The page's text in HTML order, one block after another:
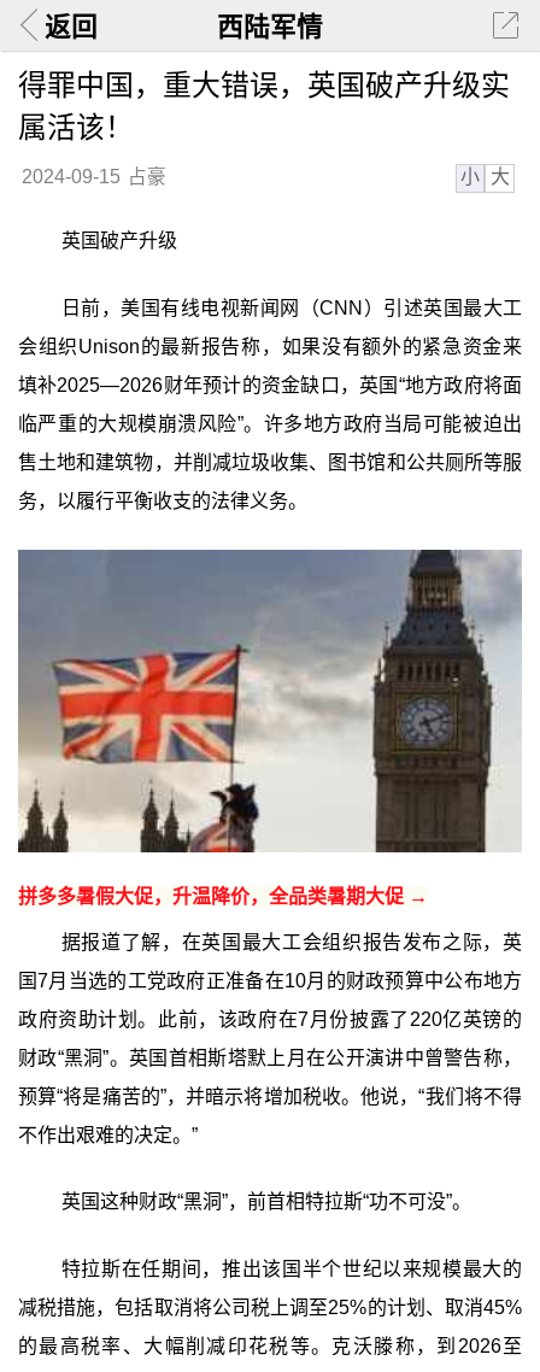
返回 西陆军情
得罪中国，重大错误，英国破产升级实
属活该！
2024-09-15 占豪 小 大
英国破产升级
日前，美国有线电视新闻网（CNN）引述英国最大工
会组织Unison的最新报告称，如果没有额外的紧急资金来
填补2025—2026财年预计的资金缺口，英国“地方政府将面
临严重的大规模崩溃风险”。许多地方政府当局可能被迫出
售土地和建筑物，并削减垃圾收集、图书馆和公共厕所等服
务，以履行平衡收支的法律义务。
拼多多暑假大促，升温降价，全品类暑期大促 →
据报道了解，在英国最大工会组织报告发布之际，英
国7月当选的工党政府正准备在10月的财政预算中公布地方
政府资助计划。此前，该政府在7月份披露了220亿英镑的
财政“黑洞”。英国首相斯塔默上月在公开演讲中曾警告称，
预算“将是痛苦的”，并暗示将增加税收。他说，“我们将不得
不作出艰难的决定。”
英国这种财政“黑洞”，前首相特拉斯“功不可没”。
特拉斯在任期间，推出该国半个世纪以来规模最大的
减税措施，包括取消将公司税上调至25%的计划、取消45%
的最高税率、大幅削减印花税等。克沃滕称，到2026至